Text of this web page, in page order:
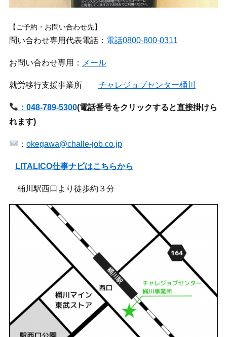
【ご予約・お問い合わせ先】
問い合わせ専用代表電話： 電話0800-800-0311
お問い合わせ専用： メール
就労移行支援事業所 チャレジョブセンター桶川
：048-789-5300(電話番号をクリックすると直接掛けら
れます)
：okegawa@challe-job.co.jp
LITALICO仕事ナビはこちらから
桶川駅西口より徒歩約３分